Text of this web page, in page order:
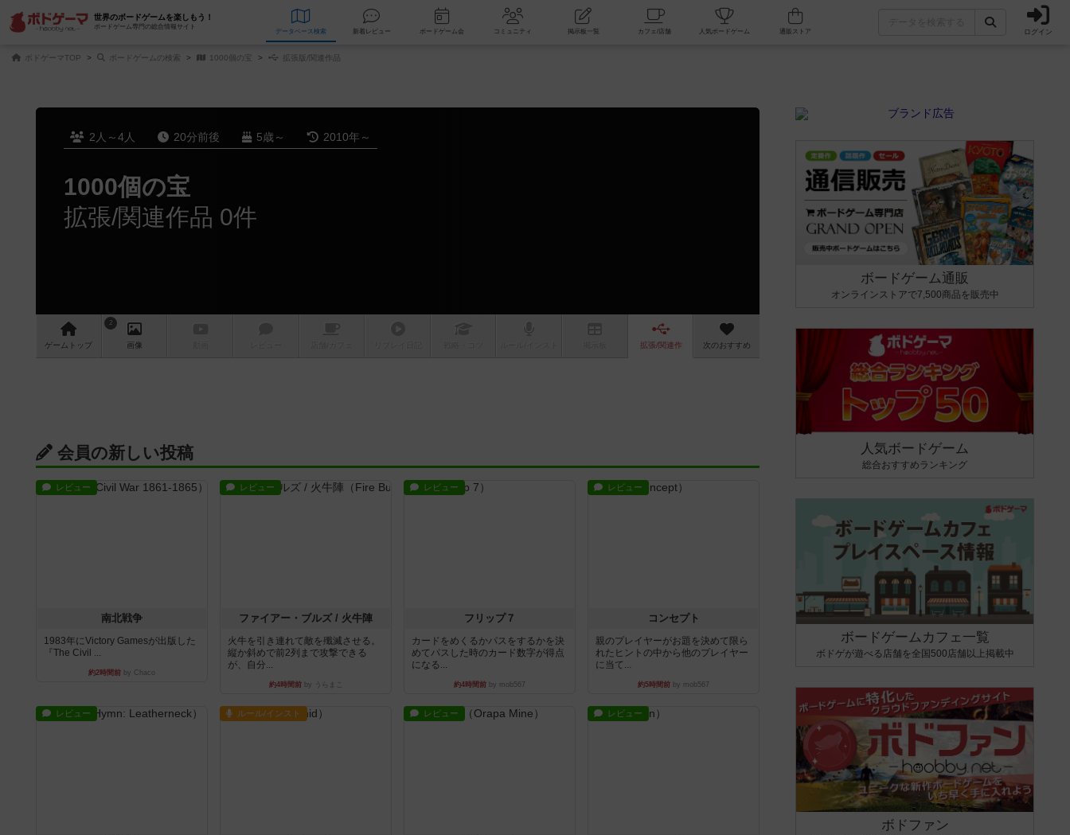
世界のボードゲームを楽しもう！
ボードゲーム専門の総合情報サイト
データベース 検索 新着レビュー ボードゲーム会 コミュニティ 掲示板一覧 カフェ/店舗 人気ボードゲーム ログイン
ボドゲーマTOP ボードゲームの検索 1000個の宝 拡張版/関連作品
2人～4人 20分前後 5歳～ 2010年～
1000個の宝
拡張/関連作品 0件
ゲーム トップ
2
画像 拡張/関連作 次のおすすめ
会員の新しい投稿
レビュー
南北戦争
1983年にVictory Gamesが出版した
『The Civil ...
約2時間前 by Chaco
レビュー
ファイアー・ブルズ / 火牛陣
火牛を引き連れて敵を殲滅させる。
縦か斜めで前2列まで攻撃できる
が、自分...
約4時間前by うらまこ
レビュー
フリップ７
カードをめくるかパスをするかを決
めてパスした時のカード数字が得点
になる...
約4時間前 by mob567
レビュー
コンセプト
親のプレイヤーがお題を決めて限ら
れたヒントの中から他のプレイヤー
に当て...
約5時間前 by mob567
レビュー ルール/インスト レビュー レビュー
ボードゲーム通販
オンラインストアで7,500商品を販売中
人気ボードゲーム
総合おすすめランキング
ボードゲームカフェ一覧
ボドゲが遊べる店舗を全国500店舗以上掲載中
ボドファン